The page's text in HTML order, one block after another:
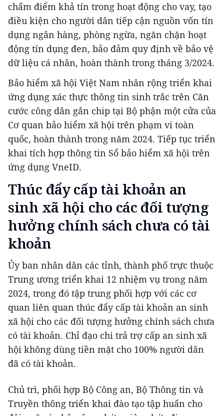
chấm điểm khả tín trong hoạt động cho vay, tạo
điều kiện cho người dân tiếp cận nguồn vốn tín
dụng ngân hàng, phòng ngừa, ngăn chặn hoạt
động tín dụng đen, bảo đảm quy định về bảo vệ
dữ liệu cá nhân, hoàn thành trong tháng 3/2024.
Bảo hiểm xã hội Việt Nam nhân rộng triển khai
ứng dụng xác thực thông tin sinh trắc trên Căn
cước công dân gắn chip tại Bộ phận một cửa của
Cơ quan bảo hiểm xã hội trên phạm vi toàn
quốc, hoàn thành trong năm 2024. Tiếp tục triển
khai tích hợp thông tin Sổ bảo hiểm xã hội trên
ứng dụng VneID.
Thúc đẩy cấp tài khoản an
sinh xã hội cho các đối tượng
hưởng chính sách chưa có tài
khoản
Ủy ban nhân dân các tỉnh, thành phố trực thuộc
Trung ương triển khai 12 nhiệm vụ trong năm
2024, trong đó tập trung phối hợp với các cơ
quan liên quan thúc đẩy cấp tài khoản an sinh
xã hội cho các đối tượng hưởng chính sách chưa
có tài khoản. Chỉ đạo chi trả trợ cấp an sinh xã
hội không dùng tiền mặt cho 100% người dân
đã có tài khoản.
Chủ trì, phối hợp Bộ Công an, Bộ Thông tin và
Truyền thông triển khai đào tạo tập huấn cho